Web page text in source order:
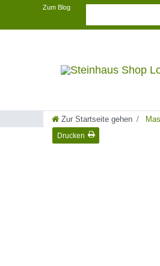
Zum Blog
Zur Startseite gehen
Drucken